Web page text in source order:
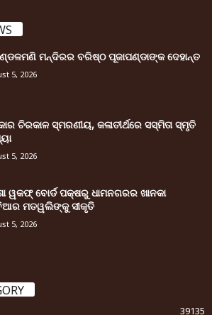
ମନ୍ଦିରର ବରିଷ୍ଠ ପୂଜାପଣ୍ଡାଙ୍କ ଦେହାନ୍ତ
5, 2026
ଚିରକାଳ ସ୍ମରଣୀୟ, କଳାତୀର୍ଥରେ ସସ୍ମିତା ସ୍ମୃତି
5, 2026
ୱକଫ୍ ବୋର୍ଡ ପକ୍ଷରୁ ଧାମନଗରର ଖାନକା
ମତୱଲିଙ୍କୁ ସୀକୃତି
5, 2026
39135